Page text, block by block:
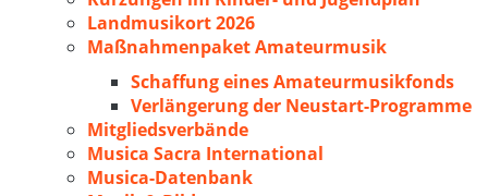
Landmusikort 2026
Maßnahmenpaket Amateurmusik
Schaffung eines Amateurmusikfonds
Verlängerung der Neustart-Programme
Mitgliedsverbände
Musica Sacra International
Musica-Datenbank